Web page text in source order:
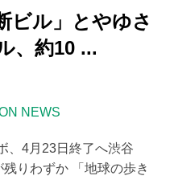
ビル」とやゆさ
、約10 ...
NEWS
、4月23日終了へ渋谷
りわずか 「地球の歩き